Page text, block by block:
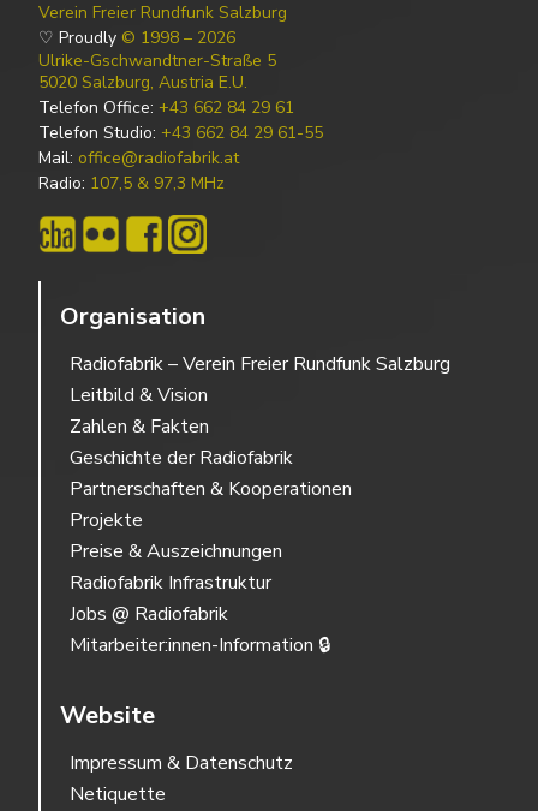
Verein Freier Rundfunk Salzburg
♡ Proudly © 1998 – 2026
Ulrike-Gschwandtner-Straße 5
5020 Salzburg, Austria E.U.
Telefon Office: +43 662 84 29 61
Telefon Studio: +43 662 84 29 61-55
Mail: office@radiofabrik.at
Radio: 107,5 & 97,3 MHz
Organisation
Radiofabrik – Verein Freier Rundfunk Salzburg
Leitbild & Vision
Zahlen & Fakten
Geschichte der Radiofabrik
Partnerschaften & Kooperationen
Projekte
Preise & Auszeichnungen
Radiofabrik Infrastruktur
Jobs @ Radiofabrik
Mitarbeiter:innen-Information 🔒
Website
Impressum & Datenschutz
Netiquette